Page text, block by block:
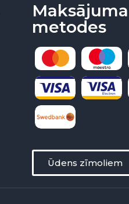
Maksājuma
metodes
Ūdens zīmoliem